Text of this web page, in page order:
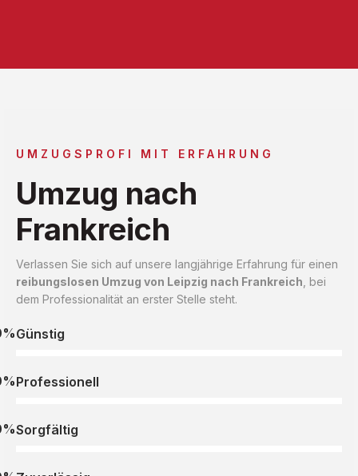
UMZUGSPROFI MIT ERFAHRUNG
Umzug nach
Frankreich
Verlassen Sie sich auf unsere langjährige Erfahrung für einen
reibungslosen Umzug von Leipzig nach Frankreich , bei
dem Professionalität an erster Stelle steht.
Günstig
Professionell
Sorgfältig